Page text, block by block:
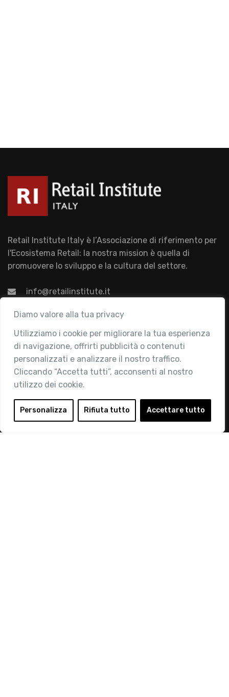
Diamo valore alla tua privacy
Utilizziamo i cookie per migliorare la tua esperienza
di navigazione, offrirti pubblicità o contenuti
personalizzati e analizzare il nostro traffico.
Cliccando “Accetta tutti”, acconsenti al nostro
utilizzo dei cookie.
Personalizza Rifiuta tutto Accettare tutto
Retail Institute Italy è l’Associazione di riferimento per
l'Ecosistema Retail: la nostra mission è quella di
promuovere lo sviluppo e la cultura del settore.
info@retailinstitute.it
Associazione
Chi siamo
Attività
Contatti
Area Riservata
Login
Diventa Socio